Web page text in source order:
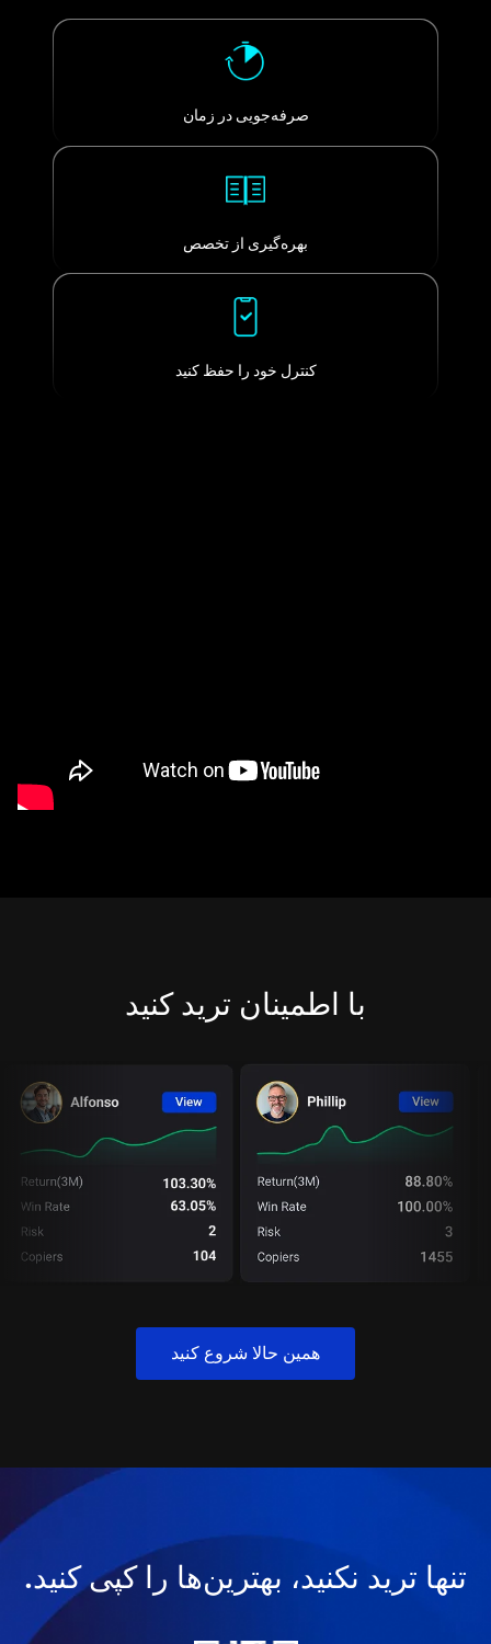
صرفه‌جویی در زمان
بهره‌گیری از تخصص
کنترل خود را حفظ کنید
با اطمینان ترید کنید
همین حالا شروع کنید
تنها ترید نکنید، بهترین‌ها را کپی کنید.